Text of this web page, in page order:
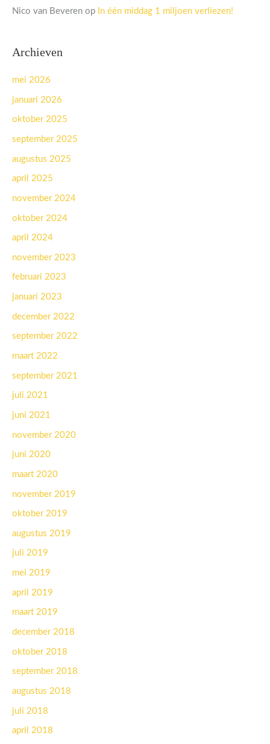
Nico van Beveren op In één middag 1 miljoen verliezen!
Archieven
mei 2026
januari 2026
oktober 2025
september 2025
augustus 2025
april 2025
november 2024
oktober 2024
april 2024
november 2023
februari 2023
januari 2023
december 2022
september 2022
maart 2022
september 2021
juli 2021
juni 2021
november 2020
juni 2020
maart 2020
november 2019
oktober 2019
augustus 2019
juli 2019
mei 2019
april 2019
maart 2019
december 2018
oktober 2018
september 2018
augustus 2018
juli 2018
april 2018